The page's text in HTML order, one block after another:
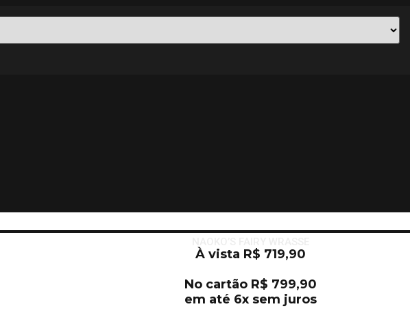
À vista R$ 719,90
No cartão R$ 799,90
em até 6x sem juros